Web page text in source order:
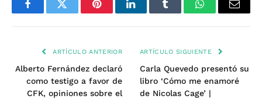
FacebookTwitter PinterestLinkedInTumblr WhatsAppEmail
ARTÍCULO ANTERIOR
Alberto Fernández declaró
como testigo a favor de
CFK, opiniones sobre el
ARTÍCULO SIGUIENTE
Carla Quevedo presentó su
libro ‘Cómo me enamoré
de Nicolas Cage’ |